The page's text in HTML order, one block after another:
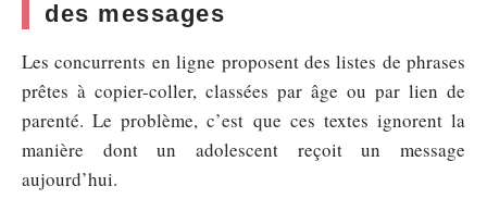
des messages
Les concurrents en ligne proposent des listes de phrases
prêtes à copier-coller, classées par âge ou par lien de
parenté. Le problème, c’est que ces textes ignorent la
manière dont un adolescent reçoit un message
aujourd’hui.